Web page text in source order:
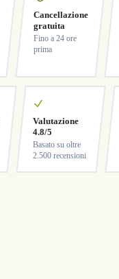
Cancellazione
gratuita
Fino a 24 ore
prima
Valutazione
4.8/5
Basato su oltre
2.500 recensioni